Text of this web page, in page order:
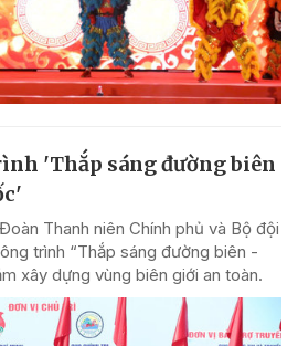
'Thắp sáng đường biên
Thanh niên Chính phủ và Bộ đội
trình “Thắp sáng đường biên -
xây dựng vùng biên giới an toàn.